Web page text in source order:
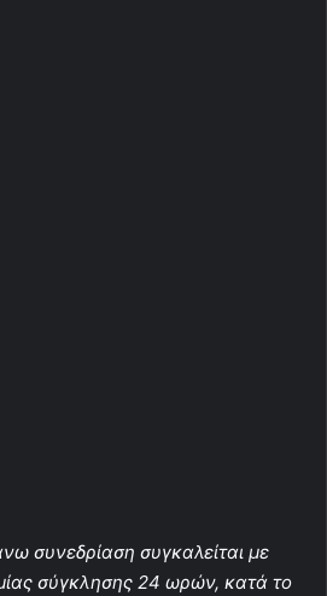
συνεδρίαση συγκαλείται με
σύγκλησης 24 ωρών, κατά το